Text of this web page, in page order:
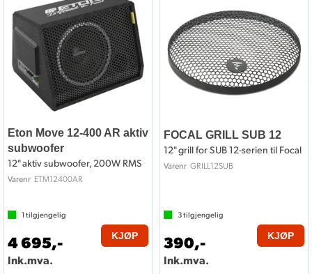
Eton Move 12-400 AR aktiv
subwoofer
12" aktiv subwoofer, 200W RMS
Varenr ETM12400AR
1 tilgjengelig
4 695,-
Ink.mva.
KJØP
FOCAL GRILL SUB 12
12" grill for SUB 12-serien til Focal
Varenr GRILL12SUB
3tilgjengelig
390,-
Ink.mva.
KJØP